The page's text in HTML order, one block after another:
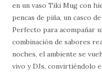
en un vaso Tiki Mug con
pencas de piña, un casco
Perfecto para acompañar
combinación de sabores
noches, el ambiente se
vivo y DJs, convirtiéndolo